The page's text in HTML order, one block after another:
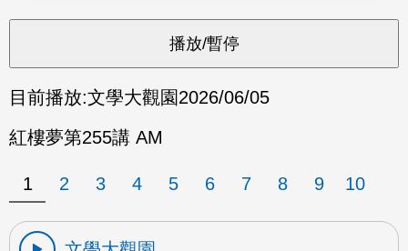
目前播放:文學大觀園2026/06/05
紅樓夢第255講 AM
1 2 3 4 5 6 7 8 9 10